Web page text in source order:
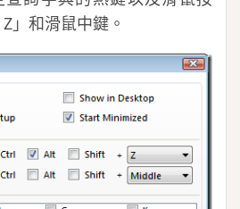
」和滑鼠中鍵。